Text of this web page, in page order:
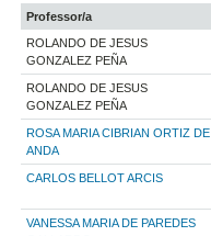
Professor/a
ROLANDO DE JESUS
GONZALEZ PEÑA
ROLANDO DE JESUS
GONZALEZ PEÑA
ROSA MARIA CIBRIAN ORTIZ DE
ANDA
CARLOS BELLOT ARCIS
VANESSA MARIA DE PAREDES